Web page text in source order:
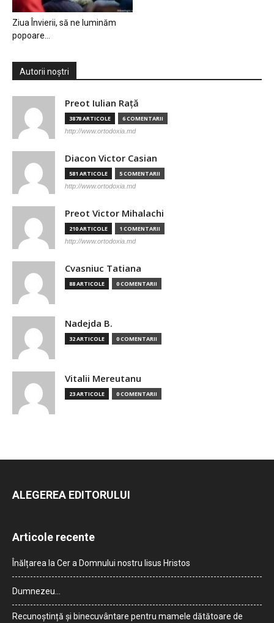
Ziua Învierii, să ne luminăm
popoare…
Autorii noștri
Preot Iulian Raţă
3878 ARTICOLE 6 COMENTARII
http://www.ortodoxia.md
Diacon Victor Casian
581 ARTICOLE 5 COMENTARII
http://www.ortodoxia.md
Preot Victor Mihalachi
210 ARTICOLE 1 COMENTARII
http://www.ortodoxia.md
Cvasniuc Tatiana
88 ARTICOLE 0 COMENTARII
Nadejda B.
32 ARTICOLE 0 COMENTARII
Vitalii Mereutanu
23 ARTICOLE 0 COMENTARII
ALEGEREA EDITORULUI
Articole recente
Înălțarea la Cer a Domnului nostru Iisus Hristos
Dumnezeu…
Recunoștință și binecuvântare pentru mamele dătătoare de